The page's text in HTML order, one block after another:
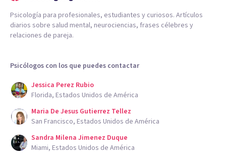
Psicología para profesionales, estudiantes y curiosos. Artículos
diarios sobre salud mental, neurociencias, frases célebres y
relaciones de pareja.
Psicólogos con los que puedes contactar
Jessica Perez Rubio
Florida, Estados Unidos de América
Maria De Jesus Gutierrez Tellez
San Francisco, Estados Unidos de América
Sandra Milena Jimenez Duque
Miami, Estados Unidos de América